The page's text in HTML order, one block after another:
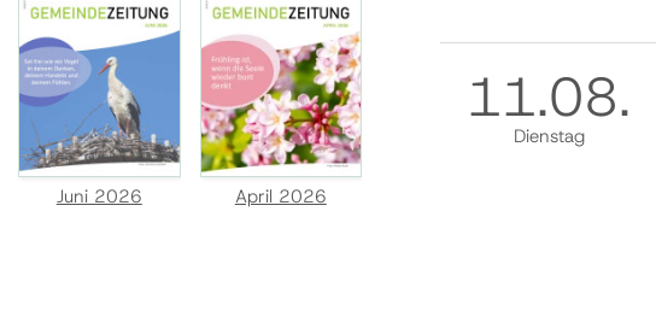
11.08.
Dienstag
Juni 2026 April 2026